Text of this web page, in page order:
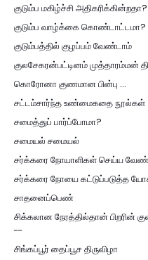
குடும்ப மகிழ்ச்சி
குடும்ப வாழ்க்கை கொண்டாட்டமா?
குடும்பத்தில் குழப்பம் வேண்டாம்
குலசேகரன்பட்டினம் முத்தாரம்மன்
கொரோனா குணமான பின்பு ...
சட்டம்சார்ந்த உண்மைகதை நூல்கள்
சமைத்துப் பார்ப்போமா?
சமையல் சமையல்
சர்க்கரை நோயாளிகள் செய்ய
சர்க்கரை நோயை கட்டுப்படுத்த
சாதனைப்பெண்
சிக்கலான நேரத்தில்தான் பிறரின்
--
சிங்கப்பூர் தைப்பூச திருவிழா